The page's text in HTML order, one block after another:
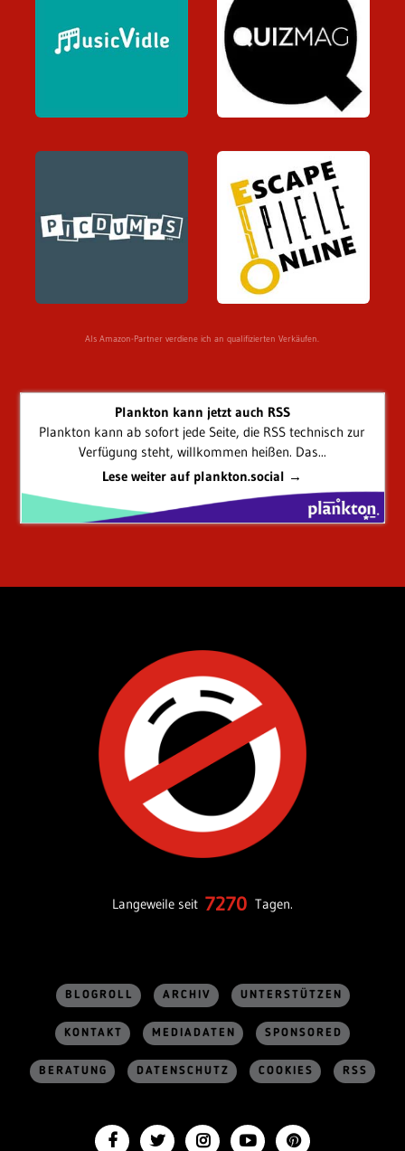
Als Amazon-Partner verdiene ich an qualifizierten Verkäufen.
Plankton kann jetzt auch RSS
Plankton kann ab sofort jede Seite, die RSS technisch zur
Verfügung steht, willkommen heißen. Das...
Lese weiter auf plankton.social →
Langeweile seit 7270 Tagen.
BLOGROLL ARCHIV UNTERSTÜTZEN
KONTAKT MEDIADATEN SPONSORED
BERATUNG DATENSCHUTZ COOKIES RSS